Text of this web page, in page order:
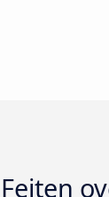
Feiten